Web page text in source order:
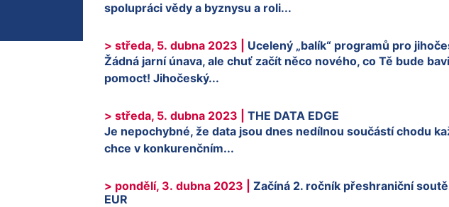
spolupráci vědy a byznysu a roli...
> středa, 5. dubna 2023 | Ucelený „balík“ programů pro
Žádná jarní únava, ale chuť začít něco nového, co Tě bude
pomoct! Jihočeský...
> středa, 5. dubna 2023 | THE DATA EDGE
Je nepochybné, že data jsou dnes nedílnou součástí chodu
chce v konkurenčním...
> pondělí, 3. dubna 2023 | Začíná 2. ročník přeshraniční
EUR